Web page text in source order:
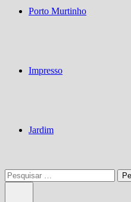
Porto Murtinho
Impresso
Jardim
Pesquisar
por: